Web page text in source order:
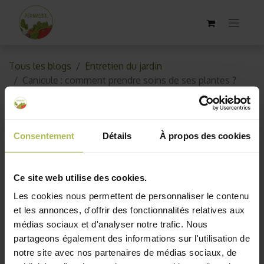
Consentement Détails À propos des cookies
Ce site web utilise des cookies.
Les cookies nous permettent de personnaliser le contenu
et les annonces, d'offrir des fonctionnalités relatives aux
médias sociaux et d'analyser notre trafic. Nous
partageons également des informations sur l'utilisation de
notre site avec nos partenaires de médias sociaux, de
Tous les blogs
Entretien du jardin
Canicule : comment prendre soins de ses plantes ?
Canicule : comment prendre
soins de ses plantes ?